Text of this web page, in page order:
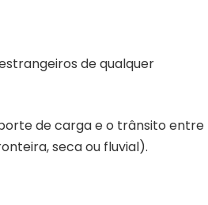
de qualquer
de carga e o trânsito entre
seca ou fluvial).